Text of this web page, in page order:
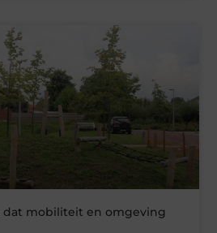
dat mobiliteit en omgeving